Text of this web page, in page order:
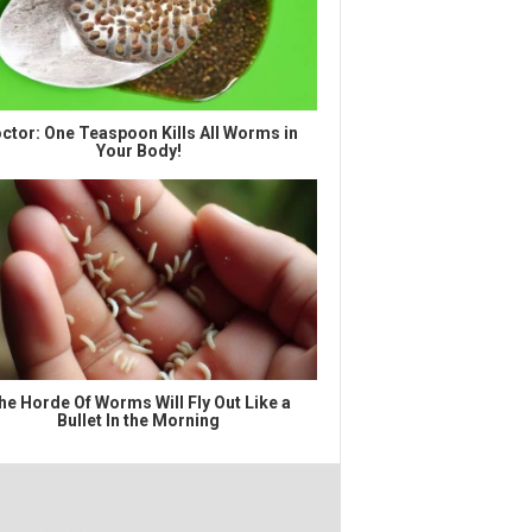
One Teaspoon Kills All Worms in
Your Body!
Horde Of Worms Will Fly Out Like a
Bullet In the Morning